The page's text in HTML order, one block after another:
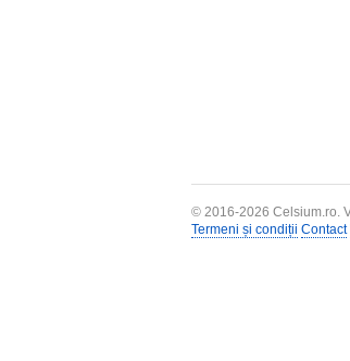
© 2016-2026 Celsium.ro.
Termeni și condiții Contact